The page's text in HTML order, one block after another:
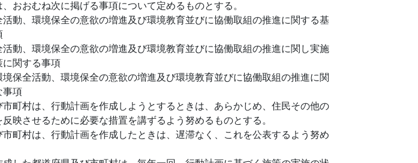
おおむね次に掲げる事項について定めるものとする。
動、環境保全の意欲の増進及び環境教育並びに協働取組の推進に関する基
動、環境保全の意欲の増進及び環境教育並びに協働取組の推進に関し実施
関する事項
境保全活動、環境保全の意欲の増進及び環境教育並びに協働取組の推進に関
事項
町村は、行動計画を作成しようとするときは、あらかじめ、住民その他の
映させるために必要な措置を講ずるよう努めるものとする。
町村は、行動計画を作成したときは、遅滞なく、これを公表するよう努め